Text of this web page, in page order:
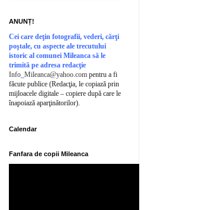
ANUNȚ!
Cei care deţin fotografii, vederi, cărţi
poştale, cu aspecte ale trecutului
istoric al comunei Mileanca să le
trimită pe adresa redacţie
Info_Mileanca@yahoo.com pentru a fi
făcute publice (Redacţia, le copiază prin
mijloacele digitale – copiere după care le
înapoiază aparţinătorilor).
Calendar
Fanfara de copii Mileanca